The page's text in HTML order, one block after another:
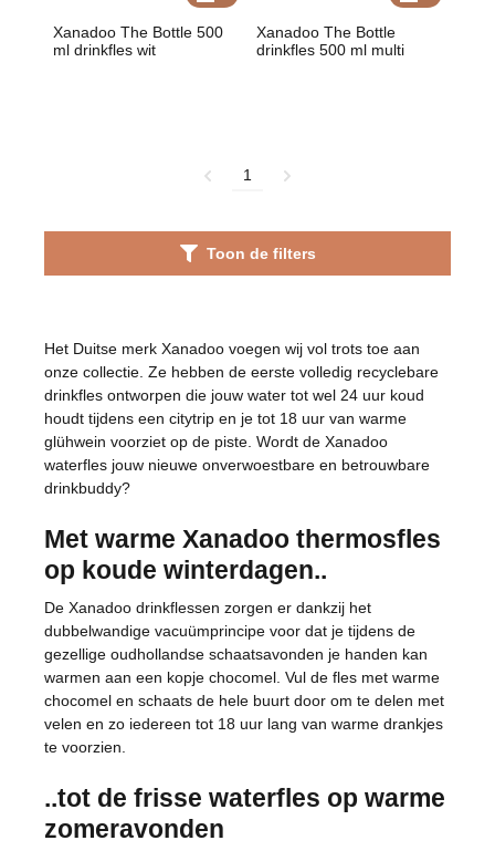
Xanadoo The Bottle 500
ml drinkfles wit
Xanadoo The Bottle
drinkfles 500 ml multi
1
Toon de filters
Het Duitse merk Xanadoo voegen wij vol trots toe aan
onze collectie. Ze hebben de eerste volledig recyclebare
drinkfles ontworpen die jouw water tot wel 24 uur koud
houdt tijdens een citytrip en je tot 18 uur van warme
glühwein voorziet op de piste. Wordt de Xanadoo
waterfles jouw nieuwe onverwoestbare en betrouwbare
drinkbuddy?
Met warme Xanadoo thermosfles
op koude winterdagen..
De Xanadoo drinkflessen zorgen er dankzij het
dubbelwandige vacuümprincipe voor dat je tijdens de
gezellige oudhollandse schaatsavonden je handen kan
warmen aan een kopje chocomel. Vul de fles met warme
chocomel en schaats de hele buurt door om te delen met
velen en zo iedereen tot 18 uur lang van warme drankjes
te voorzien.
..tot de frisse waterfles op warme
zomeravonden